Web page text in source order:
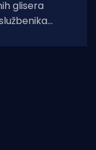
glisera